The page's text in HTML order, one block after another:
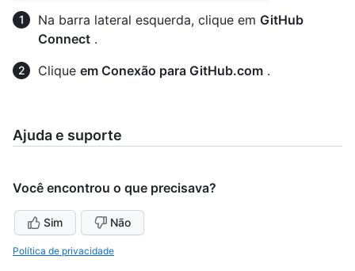
Na barra lateral esquerda, clique em GitHub
Connect .
Clique em Conexão para GitHub.com .
Ajuda e suporte
Você encontrou o que precisava?
Sim Não
Política de privacidade